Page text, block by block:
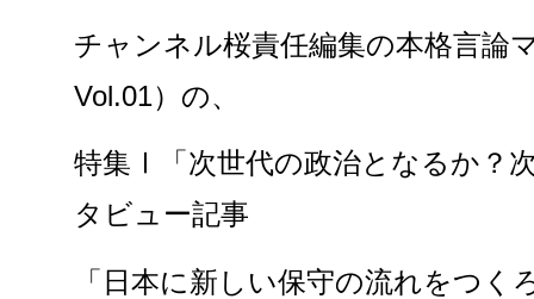
チャンネル桜責任編集の本格言
Vol.01）の、
特集Ⅰ「次世代の政治となるか？
タビュー記事
「日本に新しい保守の流れをつく